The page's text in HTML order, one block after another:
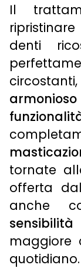
Il
ripristinare
denti
armonioso
tornate
offerta
anche
maggiore
quotidiano.